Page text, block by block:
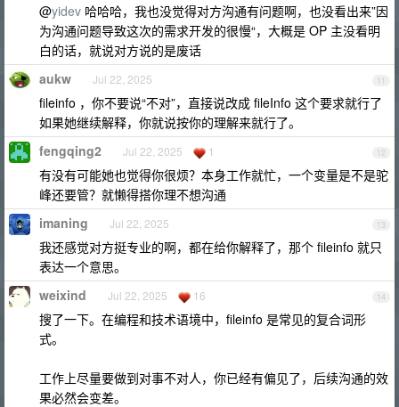
@yidev 哈哈哈，我也没觉得对方沟通有问题啊，也没看出来”因
为沟通问题导致这次的需求开发的很慢“，大概是 OP 主没看明
白的话，就说对方说的是废话
11
aukw Jul 22, 2025
fileinfo ，你不要说“不对”，直接说改成 fileInfo 这个要求就行了
如果她继续解释，你就说按你的理解来就行了。
12
fengqing2 Jul 22, 2025 1
有没有可能她也觉得你很烦？本身工作就忙，一个变量是不是驼
峰还要管？就懒得搭你理不想沟通
13
imaning Jul 22, 2025
我还感觉对方挺专业的啊，都在给你解释了，那个 fileinfo 就只
表达一个意思。
14
weixind Jul 22, 2025 16
搜了一下。在编程和技术语境中，fileinfo 是常见的复合词形
式。
工作上尽量要做到对事不对人，你已经有偏见了，后续沟通的效
果必然会变差。